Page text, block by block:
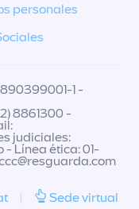
personales
1 -
8861300 -
judiciales:
- Línea ética: 01-
| Sede virtual